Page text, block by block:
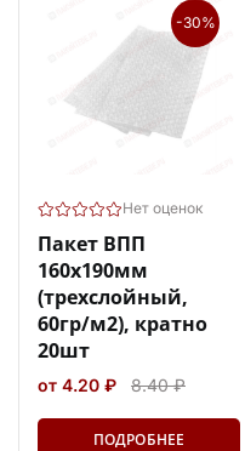
-30%
Нет оценок
Пакет ВПП
160х190мм
(трехслойный,
60гр/м2), кратно
20шт
от 4.20 ₽ 8.40 ₽
ПОДРОБНЕЕ